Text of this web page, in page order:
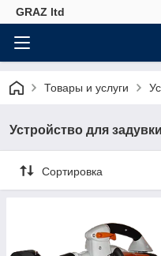
GRAZ ltd
Товары и услуги
Устройство для
Сортировка